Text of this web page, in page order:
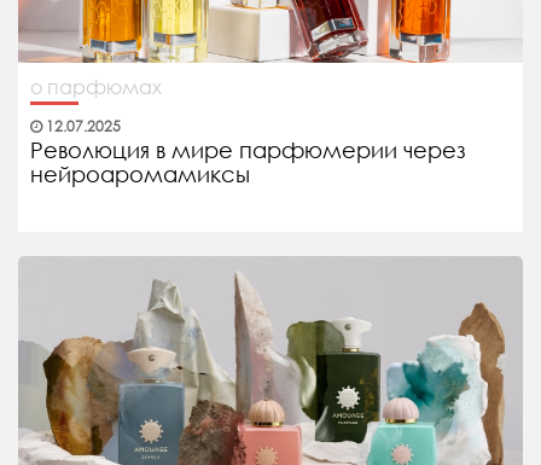
о парфюмах
12.07.2025
Революция в мире парфюмерии через
нейроаромамиксы